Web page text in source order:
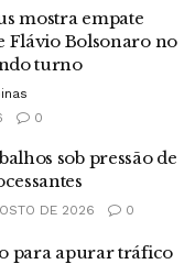
mostra empate
Flávio Bolsonaro no
turno
0
sob pressão de
DE 2026 0
para apurar tráfico